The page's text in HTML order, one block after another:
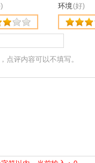
环境(好)
点评内容可以不填写。